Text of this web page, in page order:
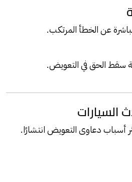
عن الخطأ المرتكب.
سقط الحق في التعويض.
السيارات
أسباب دعاوى التعويض انتشارًا.